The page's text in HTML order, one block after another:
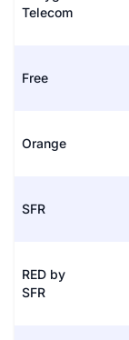
Telecom
Free
Orange
SFR
RED by
SFR